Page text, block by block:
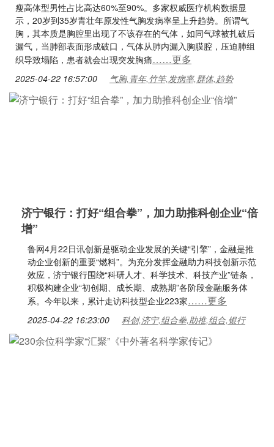
瘦高体型男性占比高达60%至90%。多家权威医疗机构数据显
示，20岁到35岁青壮年原发性气胸发病率呈上升趋势。所谓气
胸，其本质是胸腔里出现了不该存在的气体，如同气球被扎破后
漏气，当肺部表面形成破口，气体从肺内漏入胸膜腔，压迫肺组
织导致塌陷，患者就会出现突发胸痛……更多
2025-04-22 16:57:00 气胸,青年,竹竿,发病率,群体,趋势
济宁银行：打好“组合拳”，加力助推科创企业“倍
增”
鲁网4月22日讯创新是驱动企业发展的关键“引擎”，金融是推
动企业创新的重要“燃料”。为充分发挥金融助力科技创新示范
效应，济宁银行围绕“科研人才、科学技术、科技产业”链条，
积极构建企业“初创期、成长期、成熟期”各阶段金融服务体
系。今年以来，累计走访科技型企业223家……更多
2025-04-22 16:23:00 科创,济宁,组合拳,助推,组合,银行